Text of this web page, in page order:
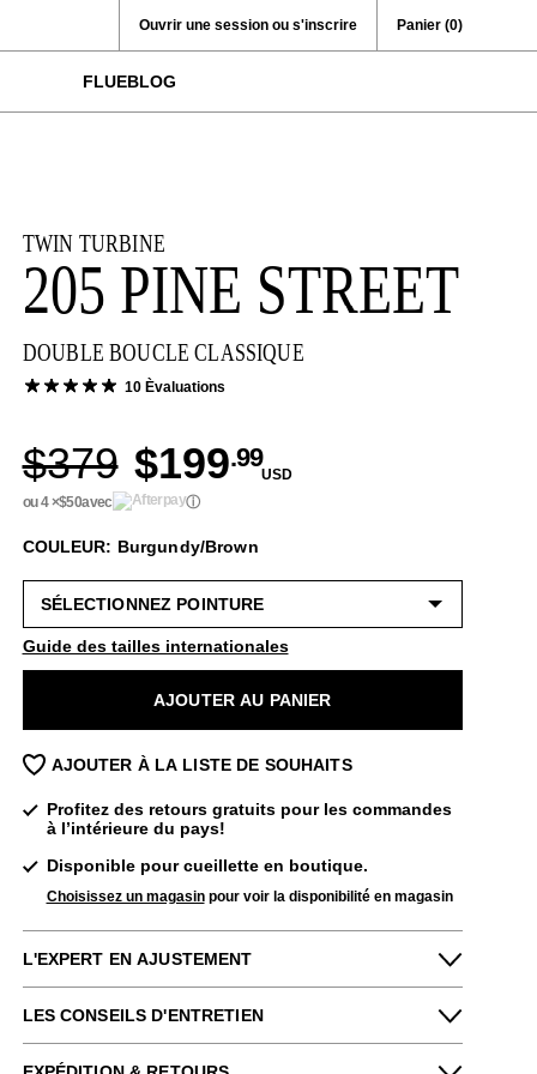
Ouvrir une session ou s'inscrire Panier (0)
FLUEBLOG
TWIN TURBINE
205 PINE STREET
DOUBLE BOUCLE CLASSIQUE
10 Èvaluations
$379 $199.99
USD
ou 4 ×$50avec ⓘ
COULEUR: Burgundy/Brown
Guide des tailles internationales
AJOUTER AU PANIER
AJOUTER À LA LISTE DE SOUHAITS
Profitez des retours gratuits pour les commandes
à l’intérieure du pays!
Disponible pour cueillette en boutique.
Choisissez un magasinpour voir la disponibilité en magasin
L'EXPERT EN AJUSTEMENT
Shawn de notre boutique New York dit :
LES CONSEILS D'ENTRETIEN
Pour me donner longue et belle vie, veuillez